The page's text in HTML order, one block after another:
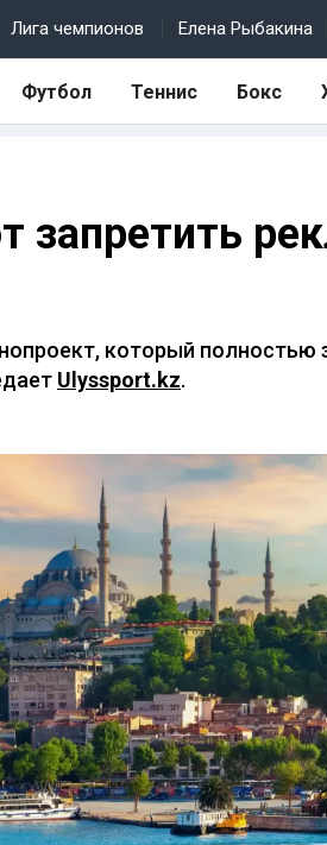
Лига чемпионов Елена Рыбакина
Футбол Теннис Бокс
запретить
который полностью
Ulyssport.kz.